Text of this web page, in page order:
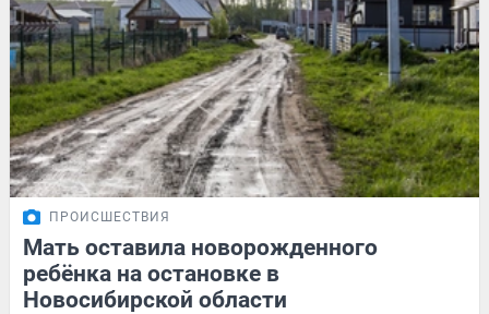
ПРОИСШЕСТВИЯ
Мать оставила новорожденного
ребёнка на остановке в
Новосибирской области